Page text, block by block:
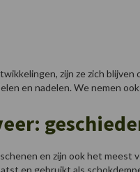
zijn ze zich
en nadelen. We nemen
en zijn ook het meest
en gebruikt als